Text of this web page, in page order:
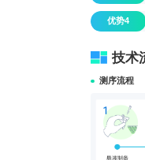
优势4
技术
测序流程